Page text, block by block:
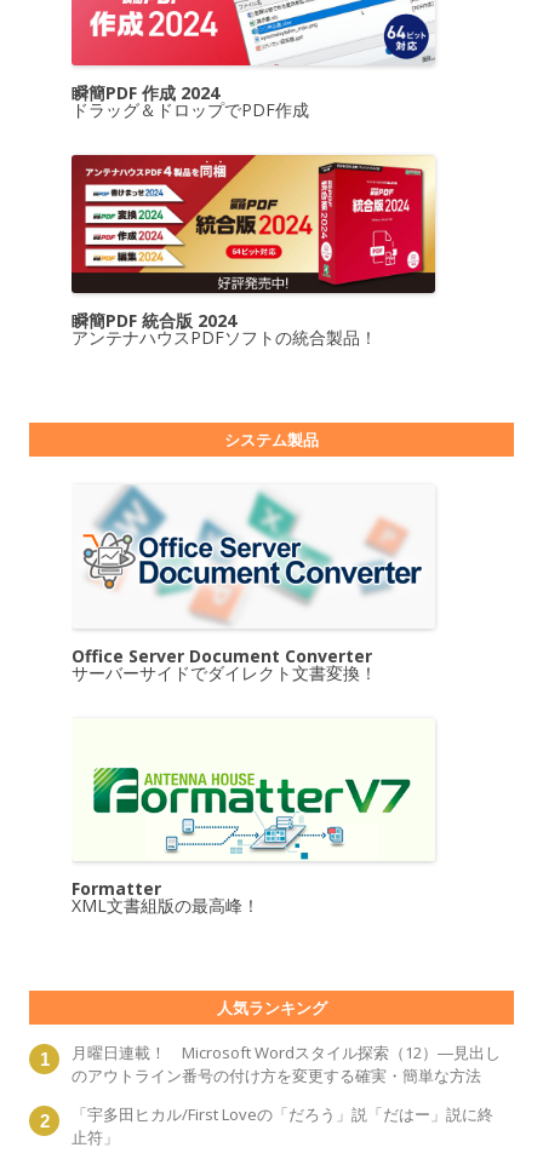
瞬簡PDF 作成 2024
ドラッグ＆ドロップでPDF作成
瞬簡PDF 統合版 2024
アンテナハウスPDFソフトの統合製品！
システム製品
Office Server Document Converter
サーバーサイドでダイレクト文書変換！
Formatter
XML文書組版の最高峰！
人気ランキング
月曜日連載！ Microsoft Wordスタイル探索（12）―見出し
のアウトライン番号の付け方を変更する確実・簡単な方法
「宇多田ヒカル/First Loveの「だろう」説「だはー」説に終
止符」